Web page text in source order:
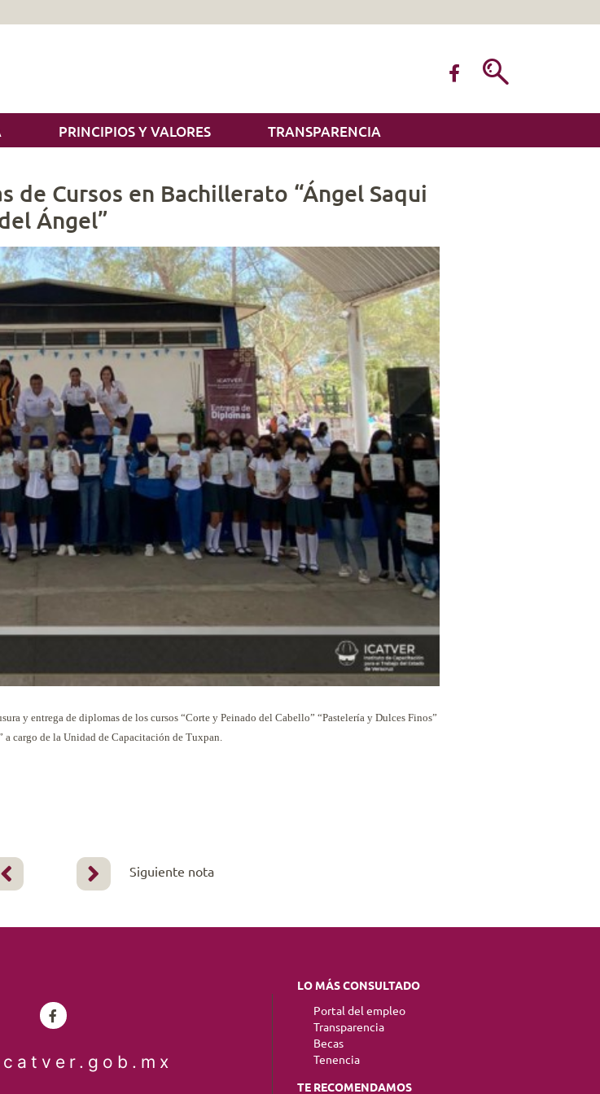
PRINCIPIOS Y VALORES TRANSPARENCIA
de Cursos en Bachillerato “Ángel Saqui
Ángel”
y entrega de diplomas de los cursos “Corte y Peinado del Cabello” “Pastelería y Dulces Finos”
cargo de la Unidad de Capacitación de Tuxpan.
Siguiente nota
LO MÁS CONSULTADO
Portal del empleo
Transparencia
Becas
Tenencia
TE RECOMENDAMOS